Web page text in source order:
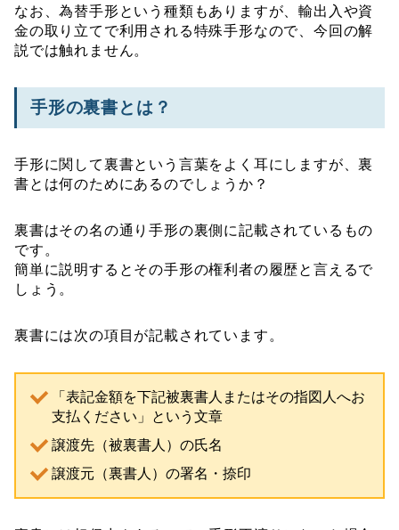
なお、為替手形という種類もありますが、輸出入や資
金の取り立てで利用される特殊手形なので、今回の解
説では触れません。
手形の裏書とは？
手形に関して裏書という言葉をよく耳にしますが、裏
書とは何のためにあるのでしょうか？
裏書はその名の通り手形の裏側に記載されているもの
です。
簡単に説明するとその手形の権利者の履歴と言えるで
しょう。
裏書には次の項目が記載されています。
「表記金額を下記被裏書人またはその指図人へお
支払ください」という文章
譲渡先（被裏書人）の氏名
譲渡元（裏書人）の署名・捺印